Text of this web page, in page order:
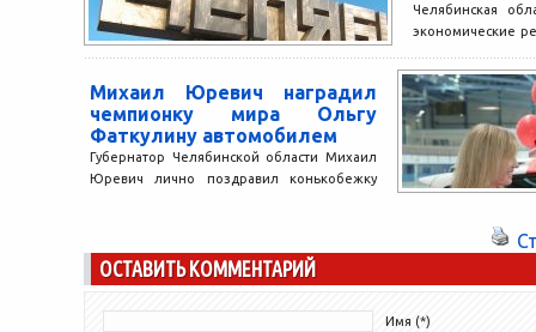
Челябинская
экономические
этом говорили
Михаил Юревич наградил
чемпионку мира Ольгу
Фаткулину автомобилем
Губернатор Челябинской области Михаил
Юревич лично поздравил конькобежку
ОСТАВИТЬ КОММЕНТАРИЙ
Имя (*)